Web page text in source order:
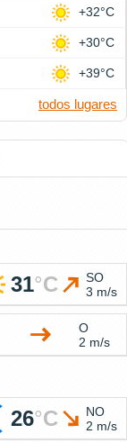
+32°C
+30°C
+39°C
todos lugares
31°C
SO
3 m/s
O
2 m/s
26°C
NO
2 m/s